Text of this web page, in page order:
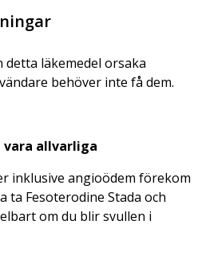
detta läkemedel orsaka
behöver inte få dem.
vara allvarliga
inklusive angioödem förekom
ta Fesoterodine Stada och
om du blir svullen i